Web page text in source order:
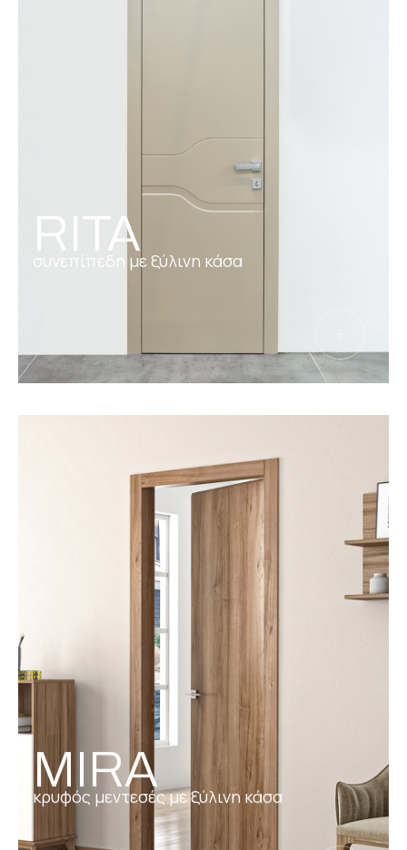
RITA
συνεπίπεδη με ξύλινη κάσα
MIRA
κρυφός μεντεσές με ξύλινη κάσα